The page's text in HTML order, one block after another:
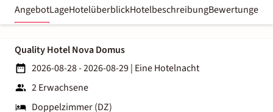
AngebotLageHotelüberblickHotelbeschreibungBewertungen
Quality Hotel Nova Domus
2026-08-28 - 2026-08-29| Eine Hotelnacht
2 Erwachsene
Doppelzimmer (DZ)